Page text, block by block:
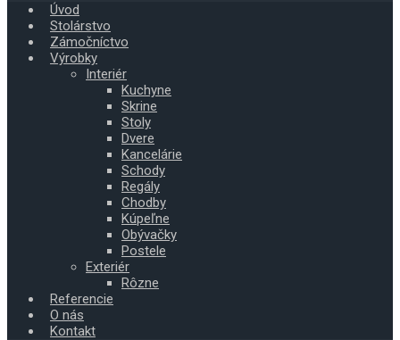
Úvod
Stolárstvo
Zámočníctvo
Výrobky
Interiér
Kuchyne
Skrine
Stoly
Dvere
Kancelárie
Schody
Regály
Chodby
Kúpeľne
Obývačky
Postele
Exteriér
Rôzne
Referencie
O nás
Kontakt